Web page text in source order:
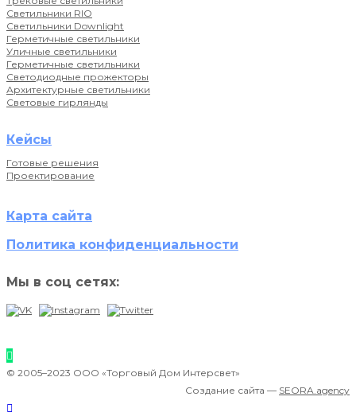
Светильники RIO
Светильники Downlight
Герметичные светильники
Уличные светильники
Герметичные светильники
Светодиодные прожекторы
Архитектурные светильники
Световые гирлянды
Кейсы
Готовые решения
Проектирование
Карта сайта
Политика конфиденциальности
Мы в соц сетях:
© 2005–2023 ООО «Торговый Дом Интерсвет»
Создание сайта — SEORA.agency